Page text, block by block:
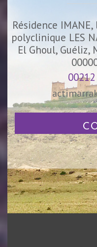
Résidence
polyclinique LES
El Ghoul, Guéliz,